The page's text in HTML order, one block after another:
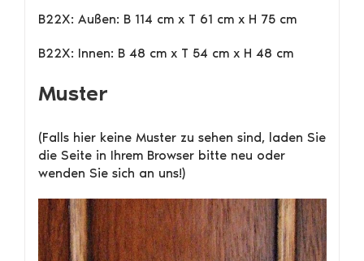
B22X: Außen: B 114 cm x T 61 cm x H 75 cm
B22X: Innen: B 48 cm x T 54 cm x H 48 cm
Muster
(Falls hier keine Muster zu sehen sind, laden Sie
die Seite in Ihrem Browser bitte neu oder
wenden Sie sich an uns!)